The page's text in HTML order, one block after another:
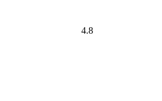
4.8